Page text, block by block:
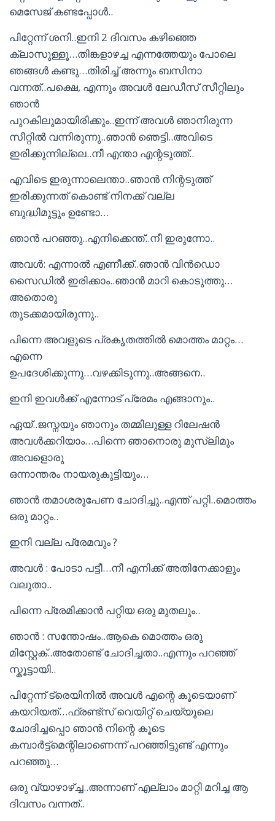
മെസേജ് കണ്ടപ്പോൾ..
പിറ്റേന്ന് ശനി..ഇനി 2 ദിവസം കഴിഞ്ഞെ
ക്ലാസുള്ളൂ…തിങ്കളാഴച്ച എന്നത്തേയും പോലെ
ഞങ്ങൾ കണ്ടു…തിരിച്ച് അന്നും ബസിനാ
വന്നത്..പക്ഷെ, എന്നും അവൾ ലേഡീസ് സീറ്റിലും
ഞാൻ
പുറകിലുമായിരിക്കും..ഇന്ന് അവൾ ഞാനിരുന്ന
സീറ്റിൽ വന്നിരുന്നു..ഞാൻ ഞെട്ടി..അവിടെ
ഇരിക്കുന്നില്ലെ..നീ എന്താ എന്റടുത്ത്..
എവിടെ ഇരുന്നാലെന്താ..ഞാൻ നിന്റടുത്ത്
ഇരിക്കുന്നത് കൊണ്ട് നിനക്ക് വല്ല
ബുദ്ധിമുട്ടും ഉണ്ടോ…
ഞാൻ പറഞ്ഞു..എനിക്കെന്ത്..നീ ഇരുന്നോ..
അവൾ: എന്നാൽ എണീക്ക്..ഞാൻ വിൻഡൊ
സൈഡിൽ ഇരിക്കാം..ഞാൻ മാറി കൊടുത്തു…
അതൊരു
തുടക്കമായിരുന്നു..
പിന്നെ അവളുടെ പ്രകൃതത്തിൽ മൊത്തം മാറ്റം…
എന്നെ
ഉപദേശിക്കുന്നു…വഴക്കിടുന്നു..അങ്ങനെ..
ഇനി ഇവൾക്ക് എന്നോട് പ്രേമം എങ്ങാനും..
ഏയ്..ജസ്നയും ഞാനും തമ്മിലുള്ള റിലേഷൻ
അവൾക്കറിയാം…പിന്നെ ഞാനൊരു മുസ്ലിമും
അവളൊരു
ഒന്നാന്തരം നായരുകുട്ടിയും…
ഞാൻ തമാശരൂപേണ ചോദിച്ചു..എന്ത് പറ്റി..മൊത്തം
ഒരു മാറ്റം..
ഇനി വല്ല പ്രേമവും ?
അവൾ : പോടാ പട്ടീ…നീ എനിക്ക് അതിനേക്കാളും
വലുതാ..
പിന്നെ പ്രേമിക്കാൻ പറ്റിയ ഒരു മുതലും..
ഞാൻ : സന്തോഷം..ആകെ മൊത്തം ഒരു
മിസ്റ്റേക്..അതോണ്ട് ചോദിച്ചതാ..എന്നും പറഞ്ഞ്
സ്കൂട്ടായി..
പിറ്റേന്ന് ട്രെയിനിൽ അവൾ എന്റെ കൂടെയാണ്
കയറിയത്…ഫ്രണ്ട്സ് വെയിറ്റ് ചെയ്യൂലെ
ചോദിച്ചപ്പൊ ഞാൻ നിന്റെ കൂടെ
കമ്പാർട്ട്മെന്റിലാണെന്ന് പറഞ്ഞിട്ടുണ്ട് എന്നും
പറഞ്ഞു…
ഒരു വ്യാഴാഴ്ച്ച..അന്നാണ് എല്ലാം മാറ്റി മറിച്ച ആ
ദിവസം വന്നത്..